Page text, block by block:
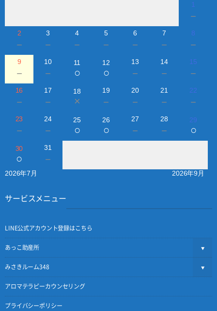
1
－
2
－
3
－
4
－
5
－
6
－
7
－
8
－
9
－
10
－
11
○
12
○
13
－
14
－
15
－
16
－
17
－
18
×
19
－
20
－
21
－
22
－
23
－
24
－
25
○
26
○
27
－
28
－
29
○
30
○
31
－
2026年7月 2026年9月
サービスメニュー
LINE公式アカウント登録はこちら
あっこ助産所
みさきルーム348
アロマテラピーカウンセリング
プライバシーポリシー